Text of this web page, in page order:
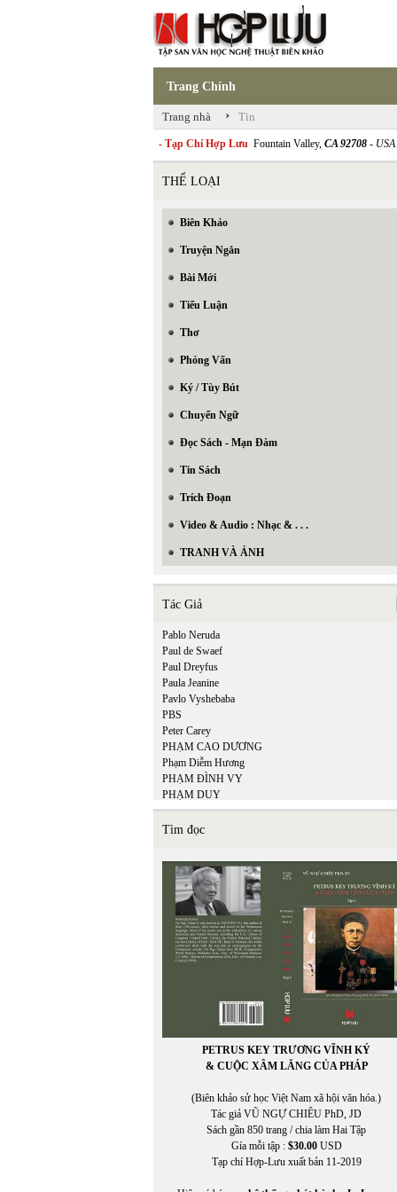
Trang Chính
Trang nhà › Tin
- Tạp Chí Hợp Lưu Fountain Valley, CA 92708 - USA
THỂ LOẠI
Biên Khảo
Truyện Ngắn
Bài Mới
Tiểu Luận
Thơ
Phỏng Vấn
Ký / Tùy Bút
Chuyển Ngữ
Đọc Sách - Mạn Đàm
Tin Sách
Trích Đoạn
Video & Audio : Nhạc & . . .
TRANH VÀ ẢNH
Tác Giả
Pablo Neruda
Paul de Swaef
Paul Dreyfus
Paula Jeanine
Pavlo Vyshebaba
PBS
Peter Carey
PHẠM CAO DƯƠNG
Phạm Diễm Hương
PHẠM ĐÌNH VY
PHẠM DUY
Phạm Hiền Mây
Phạm Hoàng Quân
PHẠM HỒNG SƠN
Phạm Mạnh Hào chuyển ngữ
PHẠM NGỌC CẢNH NAM
PHẠM NGỌC LƯƠNG
Phạm Phú Cường (chuyển ngữ)
Phạm Phương
PHẠM QUANG TRUNG
PHẠM THANH NGHIÊN
Phạm Tử Văn
PHẠM TUYỀN
PHẠM VŨ THỊNH
PHẠM VŨ THỊNH chuyển ngữ
Phạm Xuân Hy
Phạm Xuân Hy chuyển ngữ
PHẠM XUÂN NGUYÊN
Tìm đọc
PETRUS KEY TRƯƠNG VĨNH KÝ
& CUỘC XÂM LĂNG CỦA PHÁP
(Biên khảo sử học Việt Nam xã hội văn hóa.)
Tác giả VŨ NGỰ CHIÊU PhD, JD
Sách gần 850 trang / chia làm Hai Tập
Gía mỗi tập : $30.00USD
Tạp chí Hợp-Lưu xuất bản 11-2019